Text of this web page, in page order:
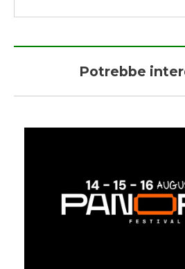
Potrebbe